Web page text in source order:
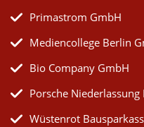
Primastrom GmbH
Mediencollege Berlin
Bio Company GmbH
Porsche
Wüstenrot